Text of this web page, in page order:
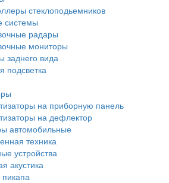
стеклоподьемников
системы
радары
мониторы
заднего вида
подсветка
на приборную панель
на дефлектор
автомобильные
техника
устройства
акустика